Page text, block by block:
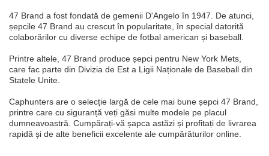
47 Brand a fost fondată de gemenii D'Angelo în 1947. De atunci,
șepcile 47 Brand au crescut în popularitate, în special datorită
colaborărilor cu diverse echipe de fotbal american și baseball.
Printre altele, 47 Brand produce șepci pentru New York Mets,
care fac parte din Divizia de Est a Ligii Naționale de Baseball din
Statele Unite.
Caphunters are o selecție largă de cele mai bune șepci 47 Brand,
printre care cu siguranță veți găsi multe modele pe placul
dumneavoastră. Cumpărați-vă șapca astăzi și profitați de livrarea
rapidă și de alte beneficii excelente ale cumpărăturilor online.